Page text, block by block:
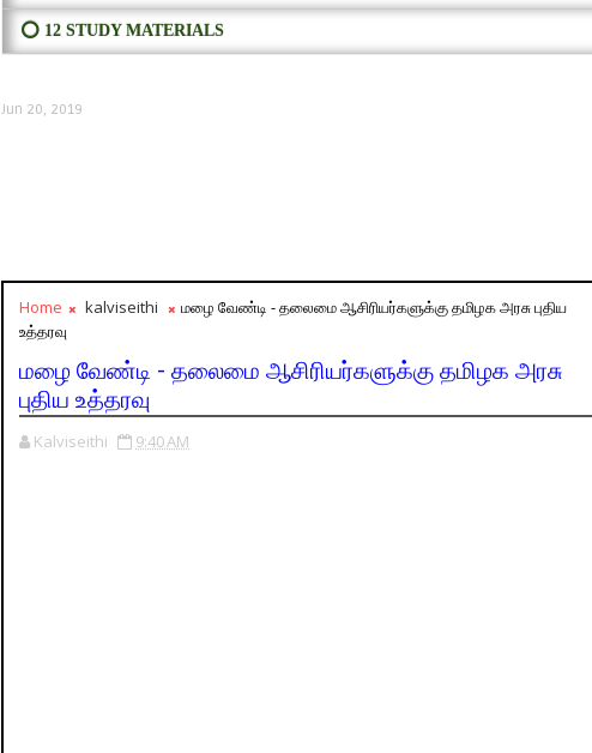
⭕ 12 STUDY MATERIALS
Jun 20, 2019
Home kalviseithi
மழை வேண்டி - தலைமை ஆசிரியர்களுக்கு தமிழக அரசு புதிய
உத்தரவு
மழை வேண்டி - தலைமை ஆசிரியர்களுக்கு தமிழக அரசு
புதிய உத்தரவு
Kalviseithi 9:40 AM